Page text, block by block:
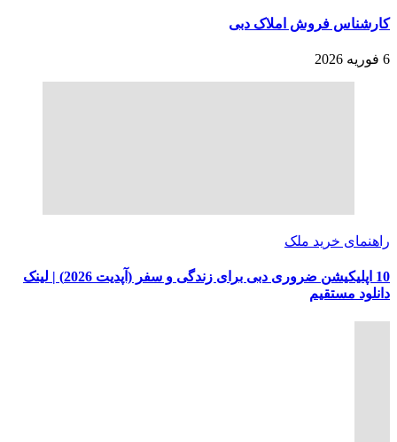
کارشناس فروش املاک دبی
6 فوریه 2026
راهنمای خرید ملک
10 اپلیکیشن ضروری دبی برای زندگی و سفر (آپدیت 2026) | لینک
دانلود مستقیم